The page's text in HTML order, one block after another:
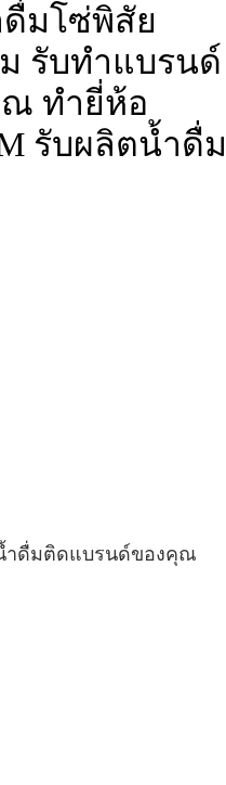
ดื่มโซ่พิสัย
รับทำแบรนด์
ทำยี่ห้อ
รับผลิตน้ำดื่ม
ำดื่มติดแบรนด์ของคุณ